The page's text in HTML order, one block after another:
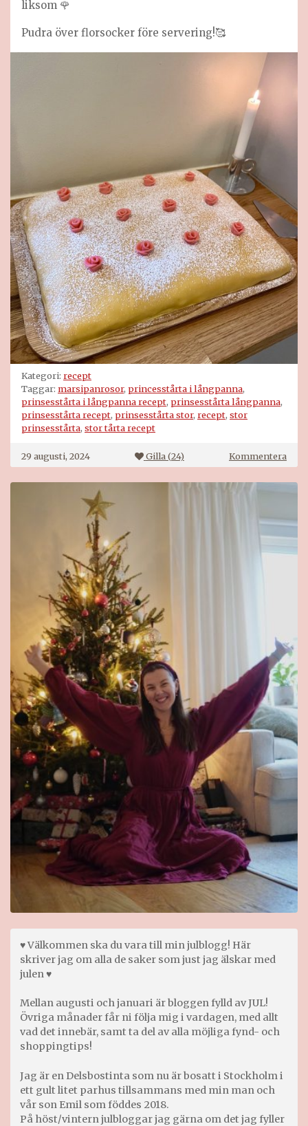
liksom 🌹
Pudra över florsocker före servering!🥰
Kategori: recept
Taggar: marsipanrosor, princesstårta i långpanna,
prinsesstårta i långpanna recept, prinsesstårta långpanna,
prinsesstårta recept, prinsesstårta stor, recept, stor
prinsesstårta, stor tårta recept
29 augusti, 2024 Gilla (24) Kommenterapå
i
♥ Välkommen ska du vara till min julblogg! Här
skriver jag om alla de saker som just jag älskar med
julen ♥
Mellan augusti och januari är bloggen fylld av JUL!
Övriga månader får ni följa mig i vardagen, med allt
vad det innebär, samt ta del av alla möjliga fynd- och
shoppingtips!
Jag är en Delsbostinta som nu är bosatt i Stockholm i
ett gult litet parhus tillsammans med min man och
vår son Emil som föddes 2018.
På höst/vintern julbloggar jag gärna om det jag fyller